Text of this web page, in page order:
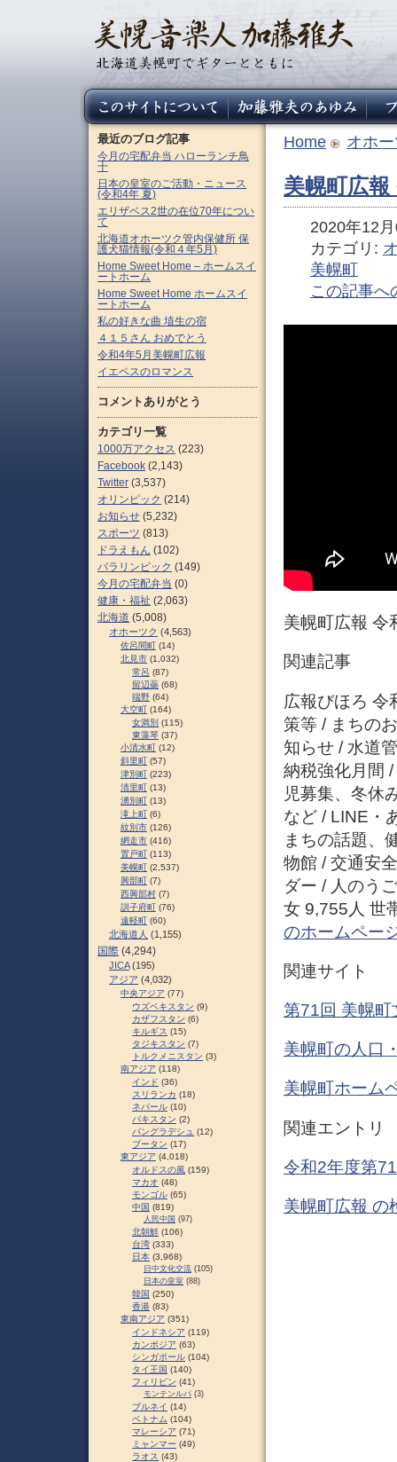
Home オホ
美幌町広報
2020年12
カテゴリ:
美幌町
この記事へ
美幌町広報 令
関連記事
広報びほろ 令
策等 / まちの
知らせ / 水道
納税強化月間
児募集、冬休
など / LINE・
まちの話題、
物館 / 交通安
ダー / 人のう
女 9,755人 世
のホームペー
関連サイト
第71回 美幌町
美幌町の人口
美幌町ホーム
関連エントリ
令和2年度第
美幌町広報 の
最近のブログ記事
今月の宅配弁当 ハローランチ鳥
十
日本の皇室のご活動・ニュース
(令和4年 夏)
エリザベス2世の在位70年につい
て
北海道オホーツク管内保健所 保
護犬猫情報(令和４年5月)
Home Sweet Home – ホームスイ
ートホーム
Home Sweet Home ホームスイ
ートホーム
私の好きな曲 埴生の宿
４１５さん おめでとう
令和4年5月美幌町広報
イエペスのロマンス
コメントありがとう
カテゴリ一覧
1000万アクセス (223)
Facebook (2,143)
Twitter (3,537)
オリンピック (214)
お知らせ (5,232)
スポーツ (813)
ドラえもん (102)
パラリンピック (149)
今月の宅配弁当 (0)
健康・福祉 (2,063)
北海道 (5,008)
オホーツク (4,563)
佐呂間町 (14)
北見市 (1,032)
常呂 (87)
留辺蘂 (68)
端野 (64)
大空町 (164)
女満別 (115)
東藻琴 (37)
小清水町 (12)
斜里町 (57)
津別町 (223)
清里町 (13)
湧別町 (13)
滝上町 (6)
紋別市 (126)
網走市 (416)
置戸町 (113)
美幌町 (2,537)
興部町 (7)
西興部村 (7)
訓子府町 (76)
遠軽町 (60)
北海道人 (1,155)
国際 (4,294)
JICA(195)
アジア (4,032)
中央アジア (77)
ウズベキスタン (9)
カザフスタン (6)
キルギス (15)
タジキスタン (7)
トルクメニスタン (3)
南アジア (118)
インド (36)
スリランカ (18)
ネパール (10)
パキスタン (2)
バングラデシュ (12)
ブータン (17)
東アジア (4,018)
オルドスの風 (159)
マカオ (48)
モンゴル (65)
中国 (819)
人民中国 (97)
北朝鮮 (106)
台湾 (333)
日本 (3,968)
日中文化交流 (105)
日本の皇室 (88)
韓国 (250)
香港 (83)
東南アジア (351)
インドネシア (119)
カンボジア (63)
シンガポール (104)
タイ王国 (140)
フィリピン (41)
モンテンルパ (3)
ブルネイ (14)
ベトナム (104)
マレーシア (71)
ミャンマー (49)
ラオス (43)